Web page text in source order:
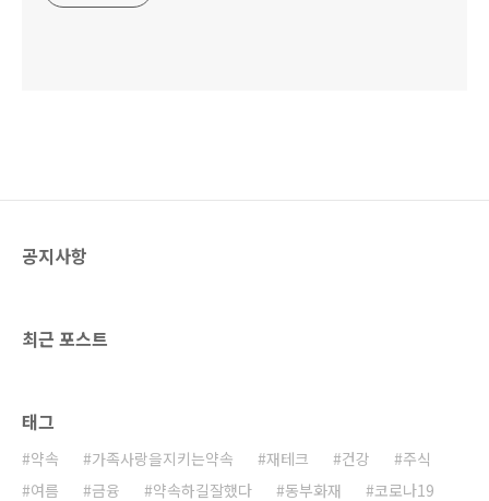
공지사항
최근 포스트
태그
약속 가족사랑을지키는약속 재테크 건강
주식
여름
금융 약속하길잘했다 동부화재
코로나19